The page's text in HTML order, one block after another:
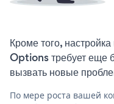
Кроме того,
Options требует еще
вызвать новые
По мере роста вашей